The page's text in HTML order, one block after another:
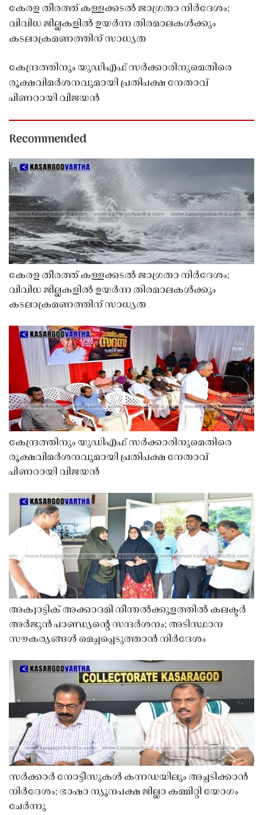
കേരള തീരത്ത് കള്ളക്കടൽ ജാഗ്രതാ നിർദേശം;
വിവിധ ജില്ലകളിൽ ഉയർന്ന തിരമാലകൾക്കും
കടലാക്രമണത്തിന് സാധ്യത
കേന്ദ്രത്തിനും യുഡിഎഫ് സർക്കാരിനുമെതിരെ
രൂക്ഷവിമർശനവുമായി പ്രതിപക്ഷ നേതാവ്
പിണറായി വിജയൻ
Recommended
കേരള തീരത്ത് കള്ളക്കടൽ ജാഗ്രതാ നിർദേശം;
വിവിധ ജില്ലകളിൽ ഉയർന്ന തിരമാലകൾക്കും
കടലാക്രമണത്തിന് സാധ്യത
കേന്ദ്രത്തിനും യുഡിഎഫ് സർക്കാരിനുമെതിരെ
രൂക്ഷവിമർശനവുമായി പ്രതിപക്ഷ നേതാവ്
പിണറായി വിജയൻ
അക്വാട്ടിക് അക്കാദമി നീന്തൽക്കുളത്തിൽ കലക്ടർ
അർജുൻ പാണ്ഡ്യൻ്റെ സന്ദർശനം; അടിസ്ഥാന
സൗകര്യങ്ങൾ മെച്ചപ്പെടുത്താൻ നിർദേശം
സർക്കാർ നോട്ടീസുകൾ കന്നഡയിലും അച്ചടിക്കാൻ
നിർദേശം; ഭാഷാ ന്യൂനപക്ഷ ജില്ലാ കമ്മിറ്റി യോഗം
ചേർന്നു